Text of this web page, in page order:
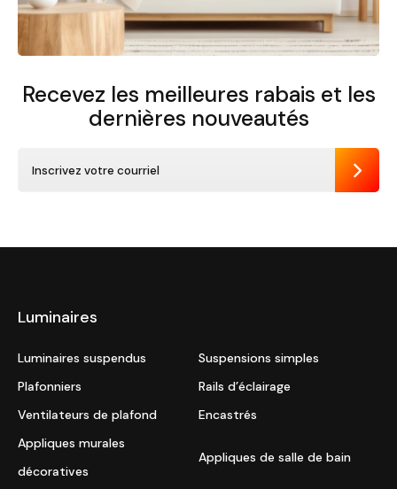
Recevez les meilleures rabais et les
dernières nouveautés
Luminaires
Luminaires suspendus
Suspensions simples
Plafonniers
Rails d’éclairage
Ventilateurs de plafond
Encastrés
Appliques murales
décoratives
Appliques de salle de bain